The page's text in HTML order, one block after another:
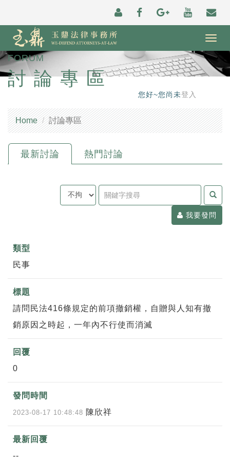
FORUM
討論專區
您好~您尚未登入
Home 討論專區
最新討論 熱門討論
我要發問
民事
請問民法416條規定的前項撤銷權，自贈與人知有撤
銷原因之時起，一年內不行使而消滅
0
2023-08-17 10:48:48 陳欣祥
--